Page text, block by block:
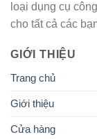
loại dụng cụ
cho tất cả các
GIỚI THIỆU
Trang chủ
Giới thiệu
Cửa hàng